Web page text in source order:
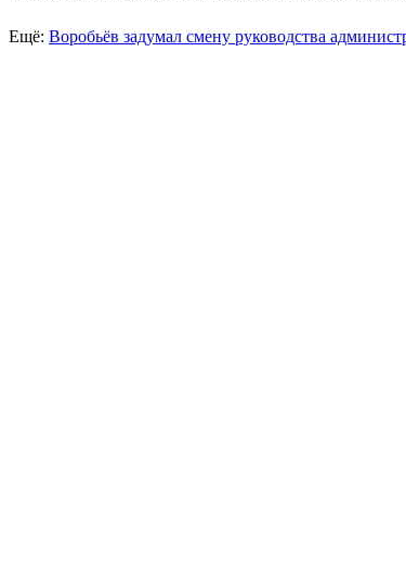
Ещё: Воробьёв задумал смену руководства